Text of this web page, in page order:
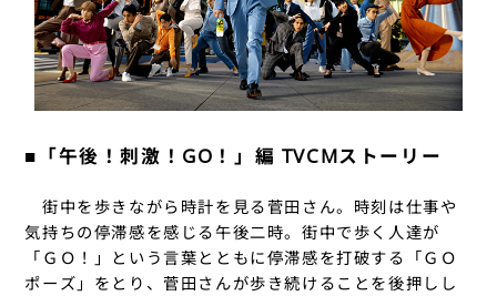
■「午後！刺激！GO！」編 TVCMストーリー
街中を歩きながら時計を見る菅田さん。時刻は仕事や
気持ちの停滞感を感じる午後二時。街中で歩く人達が
「ＧＯ！」という言葉とともに停滞感を打破する「ＧＯ
ポーズ」をとり、菅田さんが歩き続けることを後押しし